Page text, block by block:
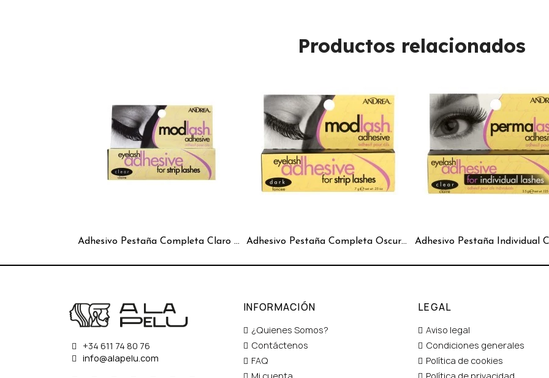
Productos relacionados
Adhesivo Pestaña Completa Claro Modlash Adhesivo Pestaña Completa Oscuro Modlash
+34 611 74 80 76
info@alapelu.com
INFORMACIÓN
¿Quienes Somos?
Contáctenos
FAQ
LEGAL
Aviso legal
Condiciones generales
Política de cookies